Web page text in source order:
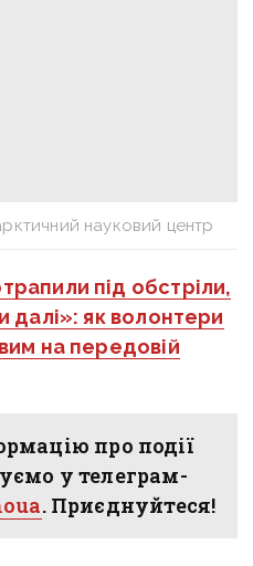
науковий центр
під обстріли,
далі»: як волонтери
на передовій
про події
у телеграм-
. Приєднуйтеся!